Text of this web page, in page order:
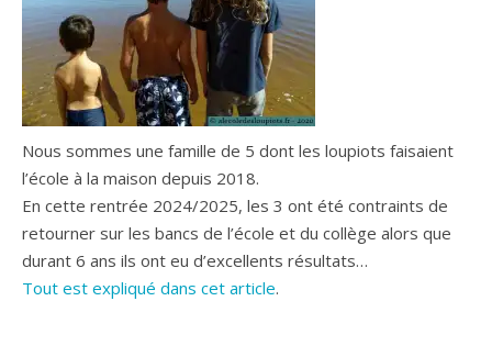
Nous sommes une famille de 5 dont les loupiots faisaient
l’école à la maison depuis 2018.
En cette rentrée 2024/2025, les 3 ont été contraints de
retourner sur les bancs de l’école et du collège alors que
durant 6 ans ils ont eu d’excellents résultats…
Tout est expliqué dans cet article.